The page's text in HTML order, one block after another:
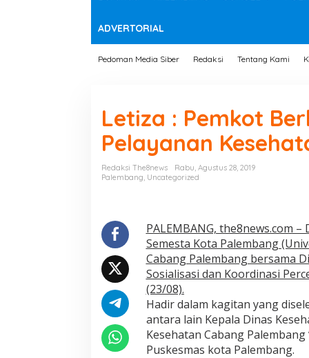
ADVERTORIAL
Pedoman Media Siber Redaksi Tentang Kami
Letiza : Pemkot
Pelayanan
Redaksi The8news
Rabu, Agustus 28, 2019
Palembang, Uncategorized
PALEMBANG, the8news.com
Semesta Kota Palembang
Cabang Palembang bersama
Sosialisasi dan Koordinasi
(23/08).
Hadir dalam kagitan yang
antara lain Kepala Dinas
Kesehatan Cabang
Puskesmas kota Palembang.